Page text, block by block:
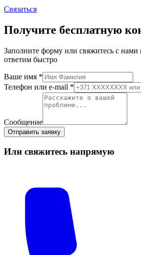
Связаться
Получите бесплатную
Заполните форму или свяжитесь с
ответим быстро
Ваше имя *
Телефон или e-mail *
Сообщение
Отправить заявку
Или свяжитесь напрямую